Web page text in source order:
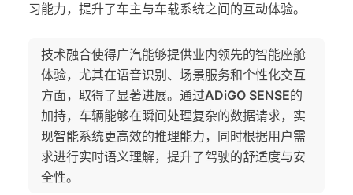
习能力，提升了车主与车载系统之间的互动体验。
技术融合使得广汽能够提供业内领先的智能座舱
体验，尤其在语音识别、场景服务和个性化交互
方面，取得了显著进展。通过ADiGO SENSE的
加持，车辆能够在瞬间处理复杂的数据请求，实
现智能系统更高效的推理能力，同时根据用户需
求进行实时语义理解，提升了驾驶的舒适度与安
全性。